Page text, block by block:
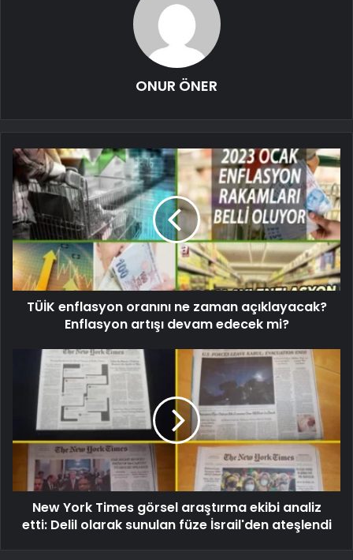
ONUR ÖNER
TÜİK enflasyon oranını ne zaman açıklayacak?
Enflasyon artışı devam edecek mi?
New York Times görsel araştırma ekibi analiz
etti: Delil olarak sunulan füze İsrail'den ateşlendi